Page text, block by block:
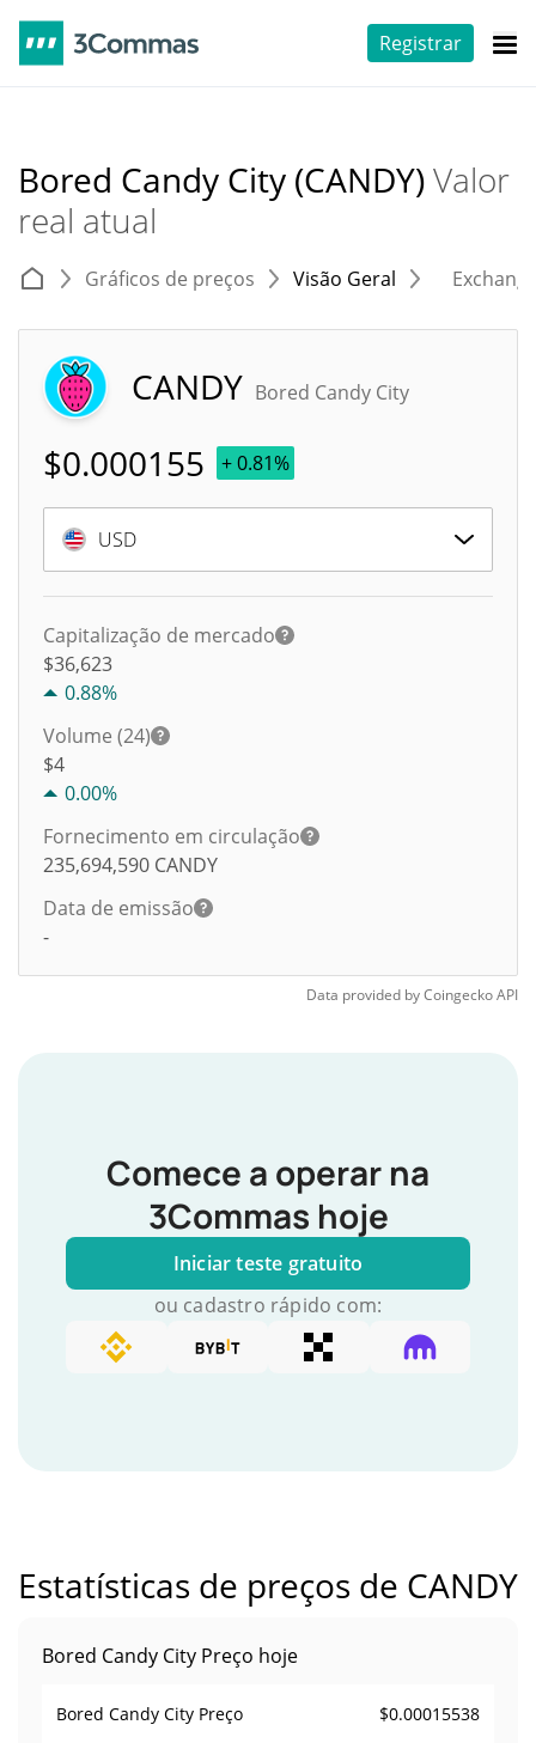
Registrar
Bored Candy City (CANDY)Valor
real atual
Gráficos de preços Visão Geral
CANDY Bored Candy City
$0.000155 + 0.81%
USD
Capitalização de mercado
$36,623
0.88%
Volume (24)
$4
0.00%
Fornecimento em circulação
235,694,590 CANDY
Data de emissão
-
Data provided byCoingeckoAPI
Comece a operar na
3Commas hoje
Iniciar teste gratuito
ou cadastro rápido com:
Estatísticas de preços de CANDY
Bored Candy City Preço hoje
Bored Candy City Preço $0.00015538